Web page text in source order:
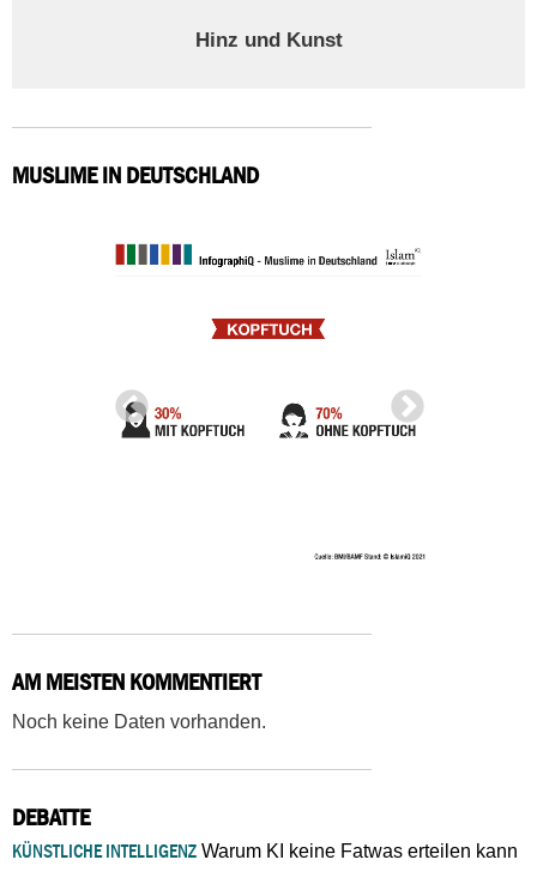
Hinz und Kunst
MUSLIME IN DEUTSCHLAND
AM MEISTEN KOMMENTIERT
Noch keine Daten vorhanden.
DEBATTE
KÜNSTLICHE INTELLIGENZ Warum KI keine Fatwas erteilen kann